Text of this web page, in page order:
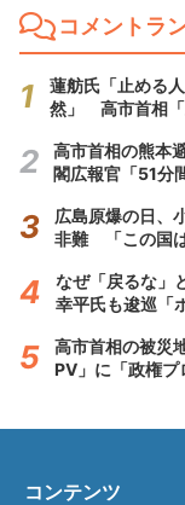
コメントラ
蓮舫氏「止める
然」 高市首相「
高市首相の熊本
閣広報官「51分
広島原爆の日、
非難 「この国は
なぜ「戻るな」
幸平氏も逡巡「
高市首相の被災
PV」に「政権プ
コンテンツ